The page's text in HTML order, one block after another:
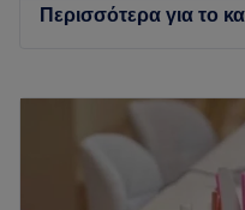
Περισσότερα για το
Τετάρτη
Πέμπτη